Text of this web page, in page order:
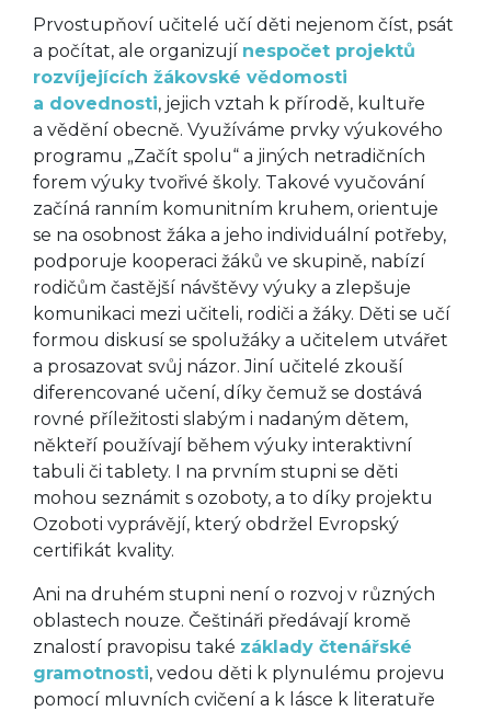
Prvostupňoví učitelé učí děti nejenom číst, psát
a počítat, ale organizují nespočet projektů
rozvíjejících žákovské vědomosti
a dovednosti, jejich vztah k přírodě, kultuře
a vědění obecně. Využíváme prvky výukového
programu „Začít spolu“ a jiných netradičních
forem výuky tvořivé školy. Takové vyučování
začíná ranním komunitním kruhem, orientuje
se na osobnost žáka a jeho individuální potřeby,
podporuje kooperaci žáků ve skupině, nabízí
rodičům častější návštěvy výuky a zlepšuje
komunikaci mezi učiteli, rodiči a žáky. Děti se učí
formou diskusí se spolužáky a učitelem utvářet
a prosazovat svůj názor. Jiní učitelé zkouší
diferencované učení, díky čemuž se dostává
rovné příležitosti slabým i nadaným dětem,
někteří používají během výuky interaktivní
tabuli či tablety. I na prvním stupni se děti
mohou seznámit s ozoboty, a to díky projektu
Ozoboti vyprávějí, který obdržel Evropský
certifikát kvality.
Ani na druhém stupni není o rozvoj v různých
oblastech nouze. Češtináři předávají kromě
znalostí pravopisu také základy čtenářské
gramotnosti, vedou děti k plynulému projevu
pomocí mluvních cvičení a k lásce k literatuře